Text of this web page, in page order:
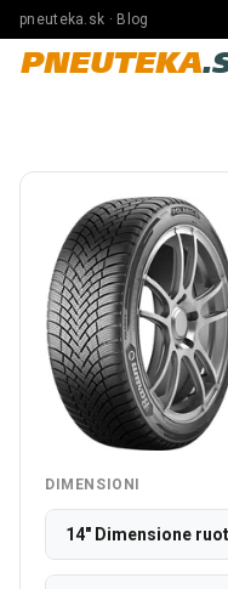
pneuteka.sk · Blog
PNEUTEKA
DIMENSIONI
14" Dimensione